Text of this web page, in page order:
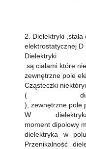
2. Dielektryki
elektrostatycznej D
Dielektryki
są ciałami które
zewnętrzne pole
Cząsteczki
(
), zewnętrzne pole
W
moment dipolowy
dielektryka w
Przenikalność